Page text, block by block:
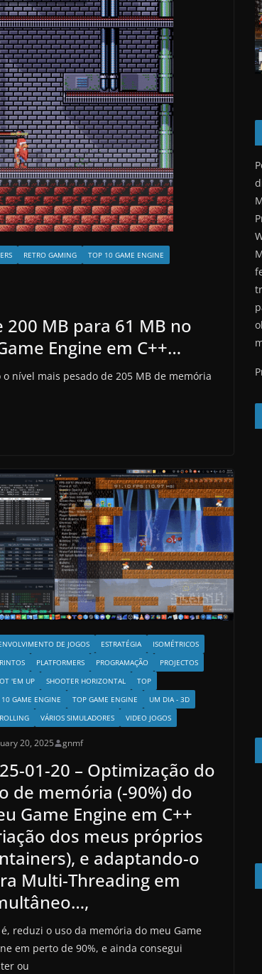
RETRO GAMING
TOP 10 GAME ENGINE
MB para 61 MB no
Engine em C++…
nível mais pesado de 205 MB de memória
DE JOGOS ESTRATÉGIA
ISOMÉTRICOS
PLATFORMERS PROGRAMAÇÃO
PROJECTOS
'EM UP
SHOOTER HORIZONTAL
TOP
GAME ENGINE
TOP GAME ENGINE
UM DIA - 3D
VÁRIOS SIMULADORES VIDEO JOGOS
20, 2025 gnmf
01-20 – Optimização do
de memória (-90%) do
Game Engine em C++
dos meus próprios
e adaptando-o
Multi-Threading em
é, reduzi o uso da memória do meu Game
em perto de 90%, e ainda consegui
ou